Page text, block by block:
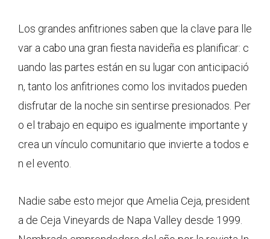
Los grandes anfitriones saben que la clave para lle
var a cabo una gran fiesta navideña es planificar: c
uando las partes están en su lugar con anticipació
n, tanto los anfitriones como los invitados pueden
disfrutar de la noche sin sentirse presionados. Per
o el trabajo en equipo es igualmente importante y
crea un vínculo comunitario que invierte a todos e
n el evento.
Nadie sabe esto mejor que Amelia Ceja, president
a de Ceja Vineyards de Napa Valley desde 1999.